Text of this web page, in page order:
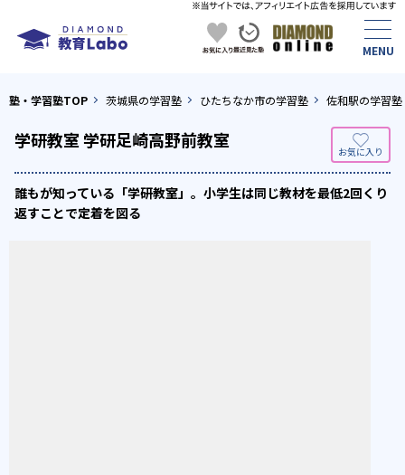
塾・学習塾TOP 茨城県の学習塾 ひたちなか市の学習塾 佐和駅の学習塾
学研教室 学研足崎高野前教室
誰もが知っている「学研教室」。小学生は同じ教材を最低2回くり
返すことで定着を図る